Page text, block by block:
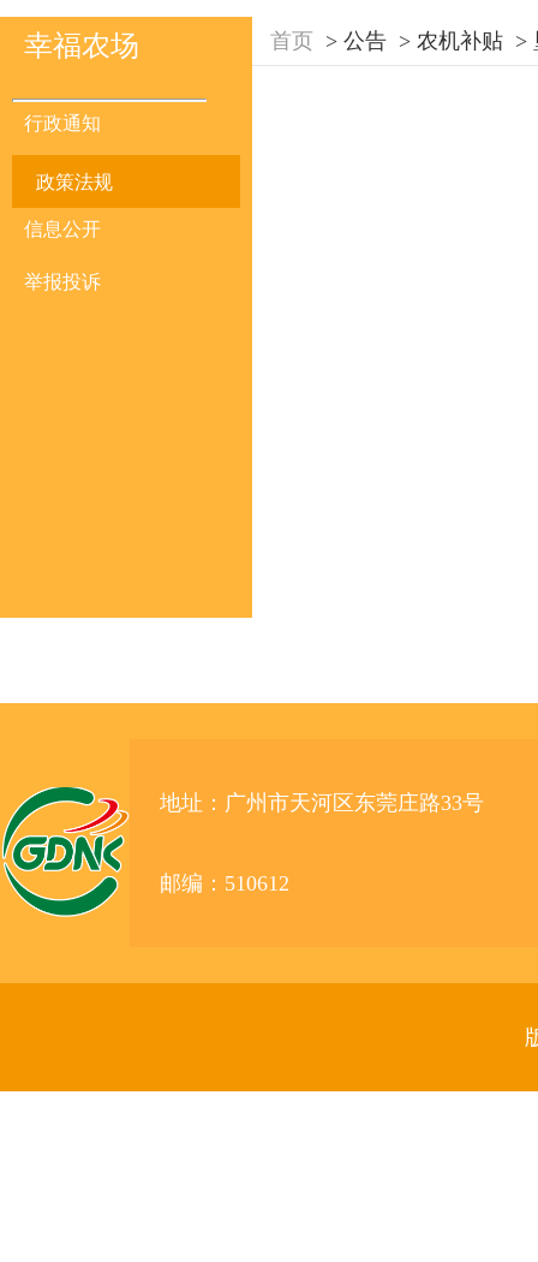
幸福农场
行政通知
政策法规
信息公开
举报投诉
首页 > 公告 > 农机补贴 >
地址：广州市天河区东莞庄路33号
邮编：510612